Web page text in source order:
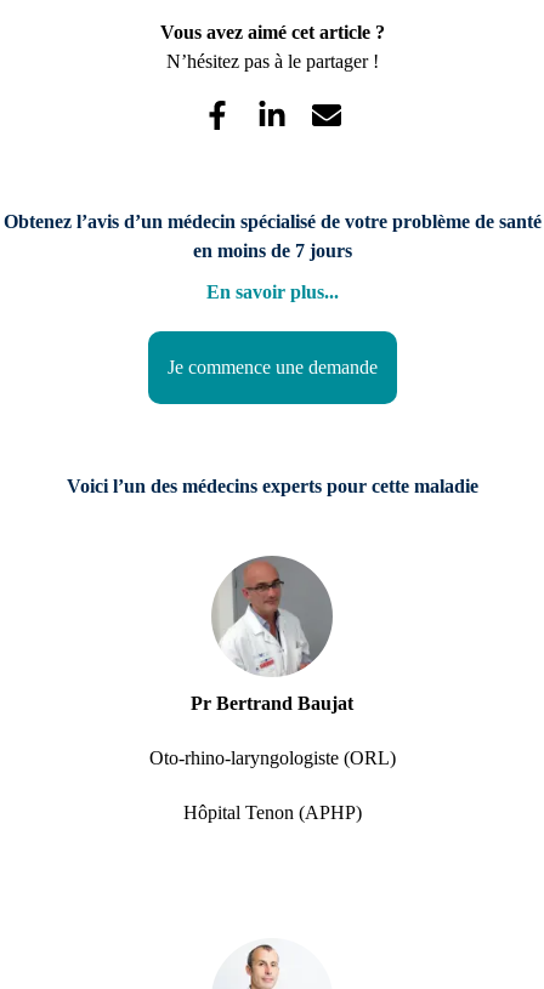
Vous avez aimé cet article ?
N’hésitez pas à le partager !
Obtenez l’avis d’un médecin spécialisé de votre problème de santé
en moins de 7 jours
En savoir plus...
Je commence une demande
Voici l’un des médecins experts pour cette maladie
Pr Bertrand Baujat
Oto-rhino-laryngologiste (ORL)
Hôpital Tenon (APHP)